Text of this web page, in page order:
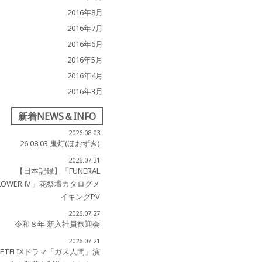
2016年8月
2016年7月
2016年6月
2016年5月
2016年4月
2016年3月
新着NEWS＆INFO
2026.08.03
26.08.03 鬼灯(ほおずき)
2026.07.31
【日本記録】「FUNERAL
Ⅳ」花祭壇カタログメ
イキングPV
2026.07.27
令和８年 新入社員歓迎会
2026.07.21
ドラマ「ガス人間」演